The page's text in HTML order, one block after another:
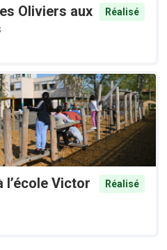
Oliviers aux
Réalisé
l’école Victor
Réalisé